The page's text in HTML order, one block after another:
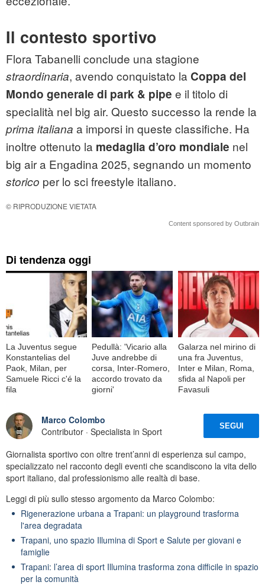
Il contesto sportivo
Flora Tabanelli conclude una stagione
straordinaria, avendo conquistato la Coppa del
Mondo generale di park & pipe e il titolo di
specialità nel big air. Questo successo la rende la
prima italiana a imporsi in queste classifiche. Ha
inoltre ottenuto la medaglia d’oro mondiale nel
big air a Engadina 2025, segnando un momento
storico per lo sci freestyle italiano.
© RIPRODUZIONE VIETATA
Content sponsored by Outbrain
Di tendenza oggi
La Juventus segue
Konstantelias del
Paok, Milan, per
Samuele Ricci c'é la
fila
Pedullà: 'Vicario alla
Juve andrebbe di
corsa, Inter-Romero,
accordo trovato da
giorni'
Galarza nel mirino di
una fra Juventus,
Inter e Milan, Roma,
sfida al Napoli per
Favasuli
Marco Colombo
Contributor · Specialista in Sport
SEGUI
Giornalista sportivo con oltre trent’anni di esperienza sul campo,
specializzato nel racconto degli eventi che scandiscono la vita dello
sport italiano, dal professionismo alle realtà di base.
Leggi di più sullo stesso argomento da Marco Colombo:
Rigenerazione urbana a Trapani: un playground trasforma
l'area degradata
Trapani, uno spazio Illumina di Sport e Salute per giovani e
famiglie
Trapani: l’area di sport Illumina trasforma zona difficile in spazio
per la comunità